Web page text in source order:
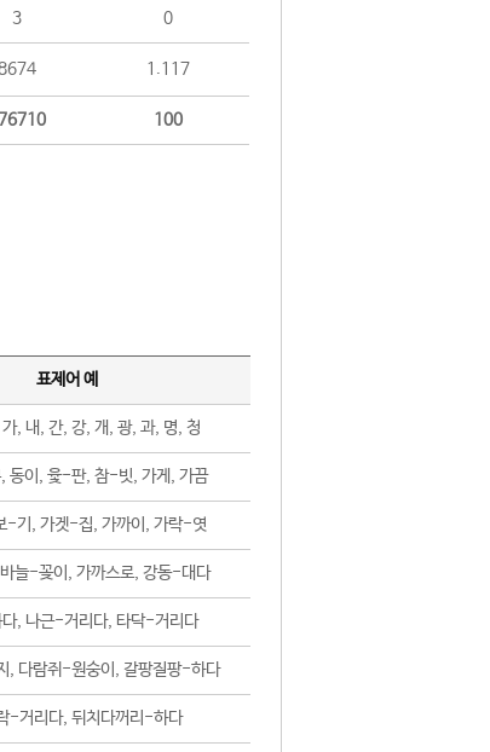
3 0
1.117
100
표제어 예
, 내, 간, 강, 개, 광, 과, 명, 청
동이, 윷-판, 참-빗, 가게, 가끔
-기, 가겟-집, 가까이, 가락-엿
늘-꽂이, 가까스로, 강동-대다
, 나근-거리다, 타닥-거리다
, 다람쥐-원숭이, 갈팡질팡-하다
-거리다, 뒤치다꺼리-하다